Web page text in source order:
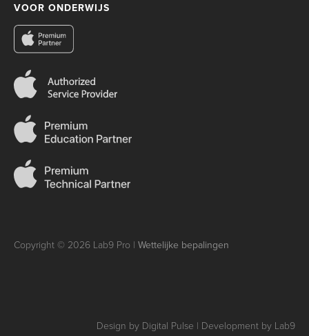
VOOR ONDERWIJS
Copyright © 2026 Lab9 Pro | Wettelijke bepalingen
Design by Digital Pulse | Development by Lab9